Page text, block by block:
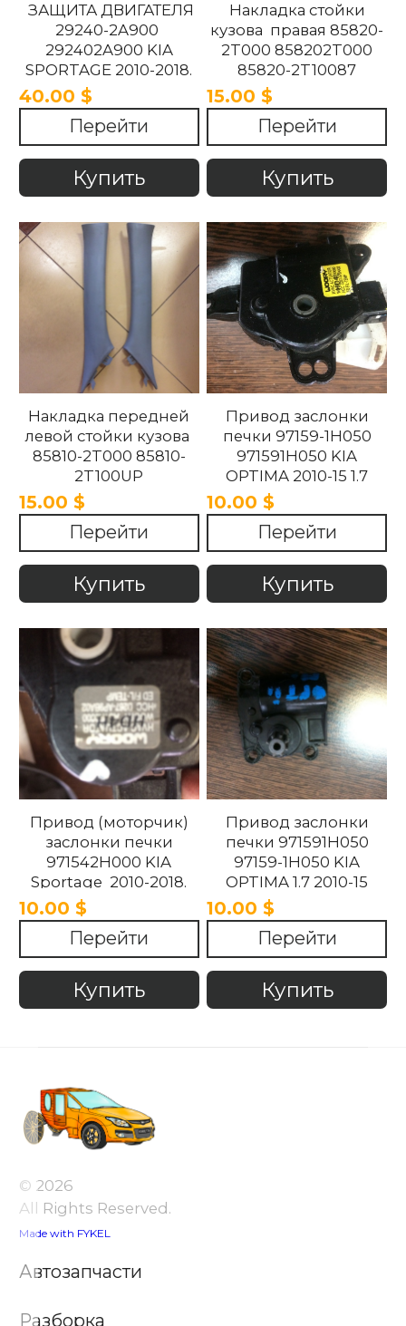
ЗАЩИТА ДВИГАТЕЛЯ
29240-2A900
292402A900 KIA
SPORTAGE 2010-2018.
40.00 $
Перейти
Купить
Накладка стойки
кузова правая 85820-
2T000 858202T000
85820-2T10087
858202T10087 85820-
2T100UP
858202T100UP Kia
Optima 2010 -2015
15.00 $
Перейти
Купить
Накладка передней
левой стойки кузова
85810-2T000 85810-
2T100UP
858102T100UP
858102T000 Kia
Optima 2010 -2015.
15.00 $
Перейти
Купить
Привод заслонки
печки 97159-1H050
971591H050 KIA
OPTIMA 2010-15 1.7
10.00 $
Перейти
Купить
Привод (моторчик)
заслонки печки
971542H000 KIA
Sportage 2010-2018.
10.00 $
Перейти
Купить
Привод заслонки
печки 971591H050
97159-1H050 KIA
OPTIMA 1.7 2010-15
10.00 $
Перейти
Купить
© 2026
All Rights Reserved.
Made with FYKEL
Автозапчасти
Разборка